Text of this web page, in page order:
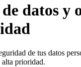
datos y
de tus datos
alta prioridad.